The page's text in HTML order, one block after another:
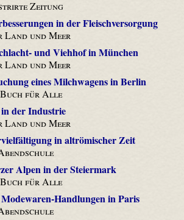
Zeitung
in der Fleischversorgung
Land und Meer
und Viehhof in München
Land und Meer
eines Milchwagens in Berlin
Buch für Alle
der Industrie
Land und Meer
in altrömischer Zeit
Alpen in der Steiermark
Buch für Alle
Handlungen in Paris